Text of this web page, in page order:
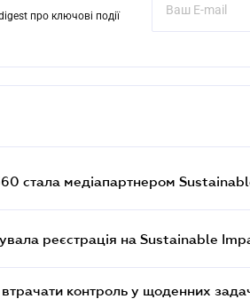
про ключові події
стала медіапартнером
реєстрація на Sustainable
контроль у щоденних